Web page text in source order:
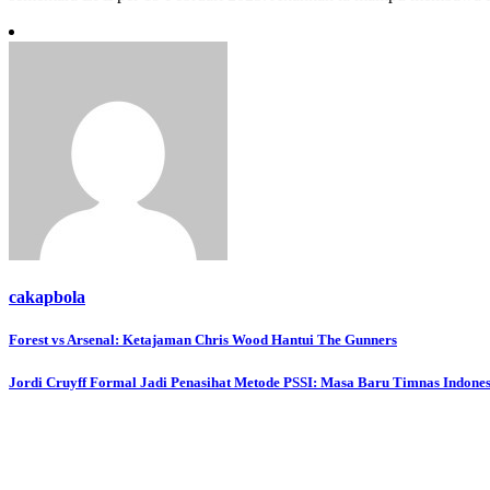
cakapbola
Navigasi
pos
Forest vs Arsenal: Ketajaman Chris Wood Hantui The Gunners
Jordi Cruyff Formal Jadi Penasihat Metode PSSI: Masa Baru Timnas